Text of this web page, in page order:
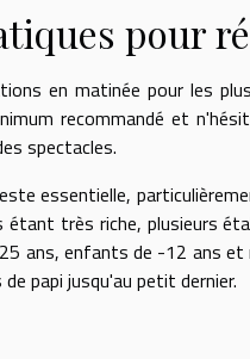
pour
en matinée pour les
recommandé et
spectacles.
essentielle,
très riche, plusieurs
ans, enfants de -12 ans
papi jusqu'au petit dernier.